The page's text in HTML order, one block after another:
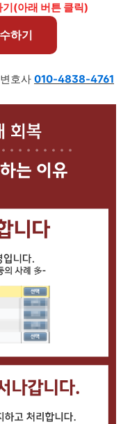
(아래 버튼 클릭)
하기
호사 010-4838-4761